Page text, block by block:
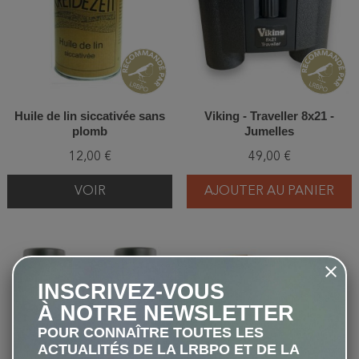
Huile de lin siccativée sans
plomb
12,00 €
VOIR
Viking - Traveller 8x21 -
Jumelles
49,00 €
AJOUTER AU PANIER
favorite_border
INSCRIVEZ-VOUS
À NOTRE NEWSLETTER
POUR CONNAÎTRE TOUTES LES
ACTUALITÉS DE LA LRBPO ET DE LA